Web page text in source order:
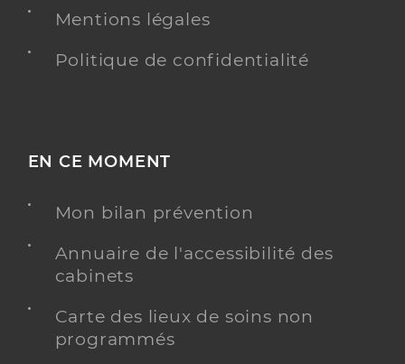
Mentions légales
Politique de confidentialité
EN CE MOMENT
Mon bilan prévention
Annuaire de l'accessibilité des
cabinets
Carte des lieux de soins non
programmés